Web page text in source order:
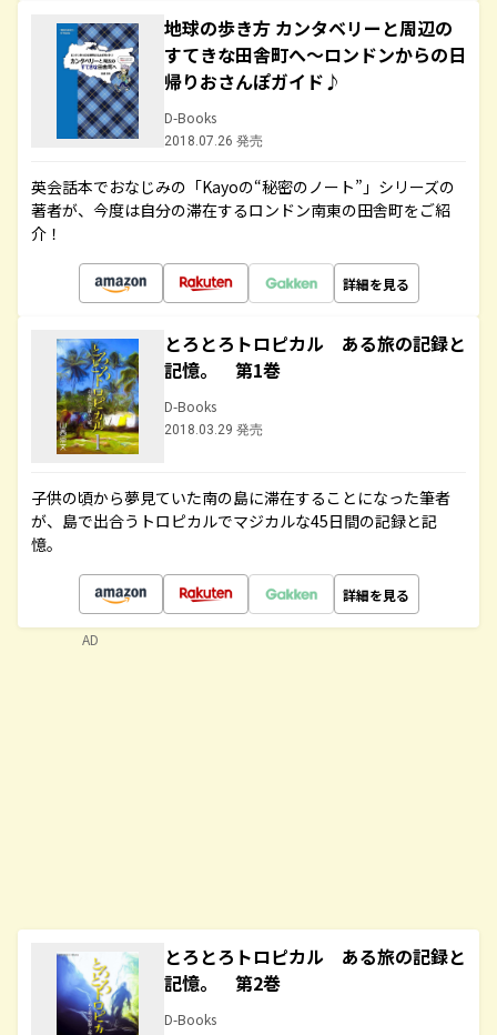
地球の歩き方 カンタベリーと周辺の
すてきな田舎町へ～ロンドンからの日
帰りおさんぽガイド♪
D-Books
2018.07.26 発売
英会話本でおなじみの「Kayoの“秘密のノート”」シリーズの
著者が、今度は自分の滞在するロンドン南東の田舎町をご紹
介！
詳細を見る
とろとろトロピカル ある旅の記録と
記憶。 第1巻
D-Books
2018.03.29 発売
子供の頃から夢見ていた南の島に滞在することになった筆者
が、島で出合うトロピカルでマジカルな45日間の記録と記
憶。
詳細を見る
とろとろトロピカル ある旅の記録と
記憶。 第2巻
D-Books
AD